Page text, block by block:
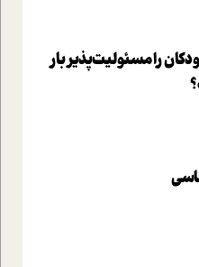
را مسئولیت‌پذیر بار